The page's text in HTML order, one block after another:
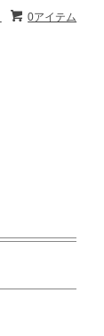
0アイテム